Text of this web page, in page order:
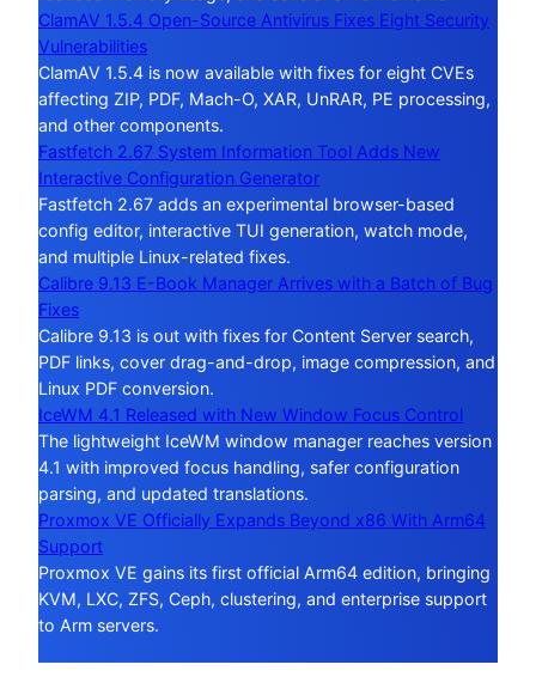
ClamAV 1.5.4 Open-Source Antivirus Fixes Eight Security
Vulnerabilities
ClamAV 1.5.4 is now available with fixes for eight CVEs
affecting ZIP, PDF, Mach-O, XAR, UnRAR, PE processing,
and other components.
Fastfetch 2.67 System Information Tool Adds New
Interactive Configuration Generator
Fastfetch 2.67 adds an experimental browser-based
config editor, interactive TUI generation, watch mode,
and multiple Linux-related fixes.
Calibre 9.13 E-Book Manager Arrives with a Batch of Bug
Fixes
Calibre 9.13 is out with fixes for Content Server search,
PDF links, cover drag-and-drop, image compression, and
Linux PDF conversion.
IceWM 4.1 Released with New Window Focus Control
The lightweight IceWM window manager reaches version
4.1 with improved focus handling, safer configuration
parsing, and updated translations.
Proxmox VE Officially Expands Beyond x86 With Arm64
Support
Proxmox VE gains its first official Arm64 edition, bringing
KVM, LXC, ZFS, Ceph, clustering, and enterprise support
to Arm servers.